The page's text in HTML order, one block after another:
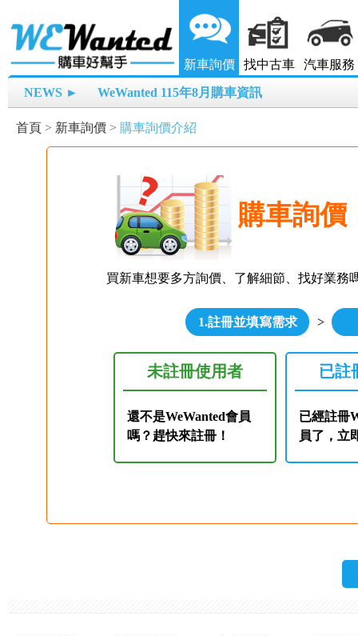
新車詢價 找中古車 汽車服務
NEWS ► WeWanted 115年8月購車資訊
首頁 > 新車詢價 > 購車詢價介紹
購車詢價
買新車想要多方詢價、了解細節、找好業務
1.註冊並填寫需求 >
未註冊使用者
還不是WeWanted會員
嗎？趕快來註冊！
已註
已經註冊
員了，立